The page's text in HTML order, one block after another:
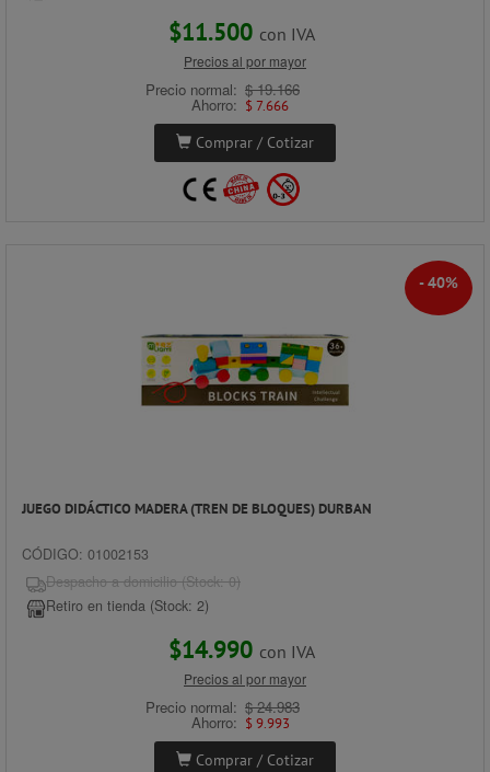
$11.500 con IVA
Precios al por mayor
Precio normal: $ 19.166
Ahorro: $ 7.666
Comprar / Cotizar
- 40%
JUEGO DIDÁCTICO MADERA (TREN DE BLOQUES) DURBAN
CÓDIGO: 01002153
Despacho a domicilio (Stock: 0)
Retiro en tienda (Stock: 2)
$14.990 con IVA
Precios al por mayor
Precio normal: $ 24.983
Ahorro: $ 9.993
Comprar / Cotizar